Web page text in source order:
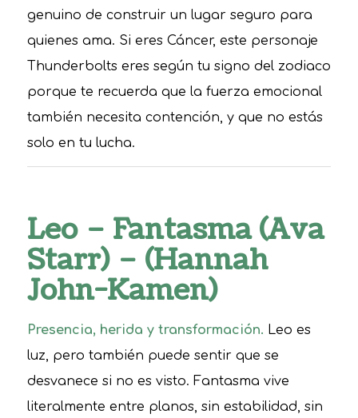
genuino de construir un lugar seguro para
quienes ama. Si eres Cáncer, este personaje
Thunderbolts eres según tu signo del zodiaco
porque te recuerda que la fuerza emocional
también necesita contención, y que no estás
solo en tu lucha.
Leo – Fantasma (Ava
Starr) – (Hannah
John-Kamen)
Presencia, herida y transformación. Leo es
luz, pero también puede sentir que se
desvanece si no es visto. Fantasma vive
literalmente entre planos, sin estabilidad, sin